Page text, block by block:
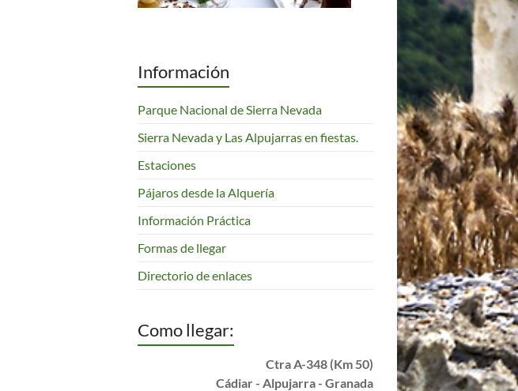
Parque Nacional de Sierra Nevada
Sierra Nevada y Las Alpujarras en fiestas.
Estaciones
Pájaros desde la Alquería
Información Práctica
Formas de llegar
Directorio de enlaces
Cádiar - Alpujarra - Granada
info@alqueriamorayma.com